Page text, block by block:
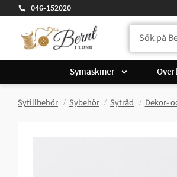
046-152020
Symaskiner
Sytillbehör Sybehör Sytråd Dekor-